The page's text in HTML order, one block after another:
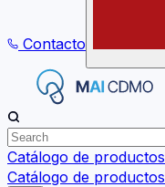
Contacto
Catálogo de productos
Catálogo de productos